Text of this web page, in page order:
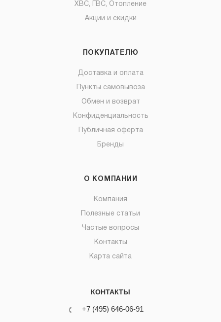
ХВС, ГВС, Отопление
Акции и скидки
ПОКУПАТЕЛЮ
Доставка и оплата
Пункты самовывоза
Обмен и возврат
Конфиденциальность
Публичная оферта
Бренды
О КОМПАНИИ
Компания
Полезные статьи
Частые вопросы
Контакты
Карта сайта
КОНТАКТЫ
+7 (495) 646-06-91